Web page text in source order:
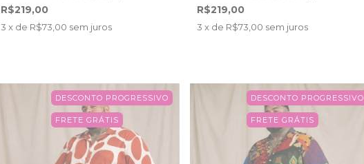
R$219,00
3 x de R$73,00 sem juros
R$219,00
3 x de R$73,00 sem juros
DESCONTO PROGRESSIVO
FRETE GRÁTIS
DESCONTO PROGRESSIVO
FRETE GRÁTIS